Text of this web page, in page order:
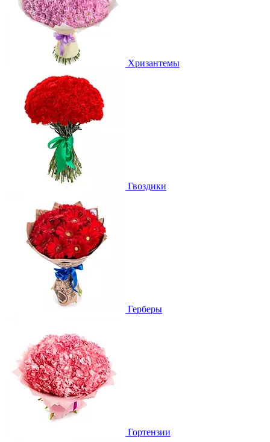
Хризантемы
Гвоздики
Герберы
Гортензии